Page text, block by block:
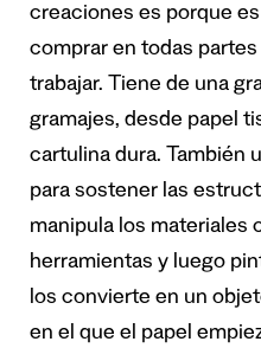
creaciones es porque
comprar en todas
trabajar. Tiene de una
gramajes, desde papel
cartulina dura. También
para sostener las
manipula los materiales
herramientas y luego
los convierte en un
en el que el papel